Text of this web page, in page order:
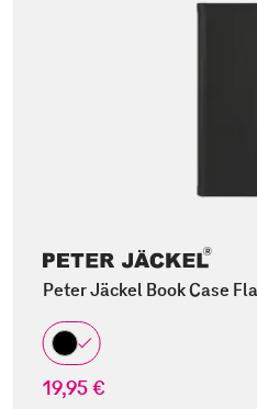
Peter Jäckel Book Case
19,95 €